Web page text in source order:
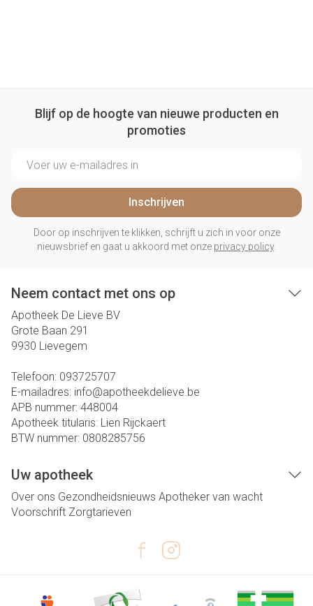
Blijf op de hoogte van nieuwe producten en
promoties
Inschrijven
Door op inschrijven te klikken, schrijft u zich in voor onze
nieuwsbrief en gaat u akkoord met onze privacy policy.
Neem contact met ons op
Apotheek De Lieve BV
Grote Baan 291
9930 Lievegem
Telefoon: 093725707
E-mailadres: info@apotheekdelieve.be
APB nummer: 448004
Apotheek titularis: Lien Rijckaert
BTW nummer: 0808285756
Uw apotheek
Over ons Gezondheidsnieuws Apotheker van wacht
Voorschrift Zorgtarieven